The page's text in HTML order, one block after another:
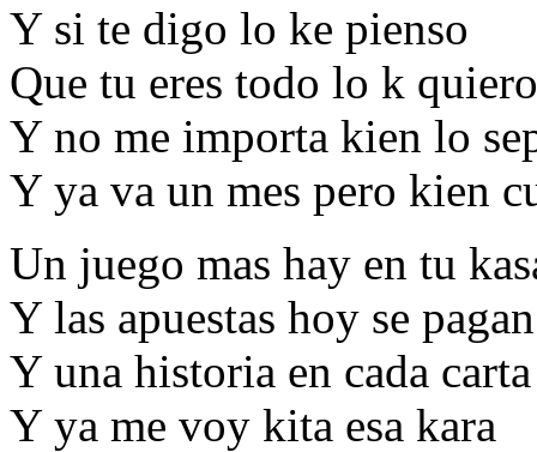
Y si te digo lo ke pienso
Que tu eres todo lo k quiero
Y no me importa kien lo
Y ya va un mes pero kien
Un juego mas hay en tu
Y las apuestas hoy se pagan
Y una historia en cada carta
Y ya me voy kita esa kara